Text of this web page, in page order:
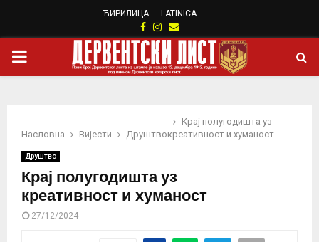
ЋИРИЛИЦА LATINICA
Facebook
Instagram
Email
PRIMARY
Насловна Вијести Друштво
Крај полугодишта уз
креативност и хуманост
Друштво
Крај полугодишта уз
креативност и хуманост
27/12/2024